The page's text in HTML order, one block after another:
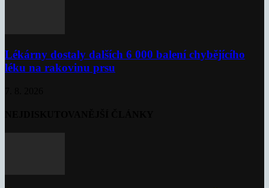
Lékárny dostaly dalších 6 000 balení chybějícího
léku na rakovinu prsu